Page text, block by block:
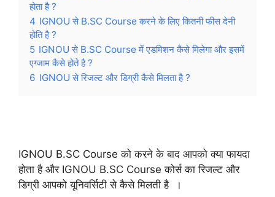
होता है ?
4 IGNOU से B.SC Course करने के लिए कितनी फीस देनी
होति है ?
5 IGNOU से B.SC Course में एडमिशन कैसे मिलेगा और इसमें
एग्जाम कैसे होते है ?
6 IGNOU से रिजल्ट और डिग्री कैसे मिलता है ?
IGNOU B.SC Course को करने के बाद आपको क्या फायदा
होता है और IGNOU B.SC Course कोर्स का रिजल्ट और
डिग्री आपको यूनिवर्सिटी से कैसे मिलती है ।